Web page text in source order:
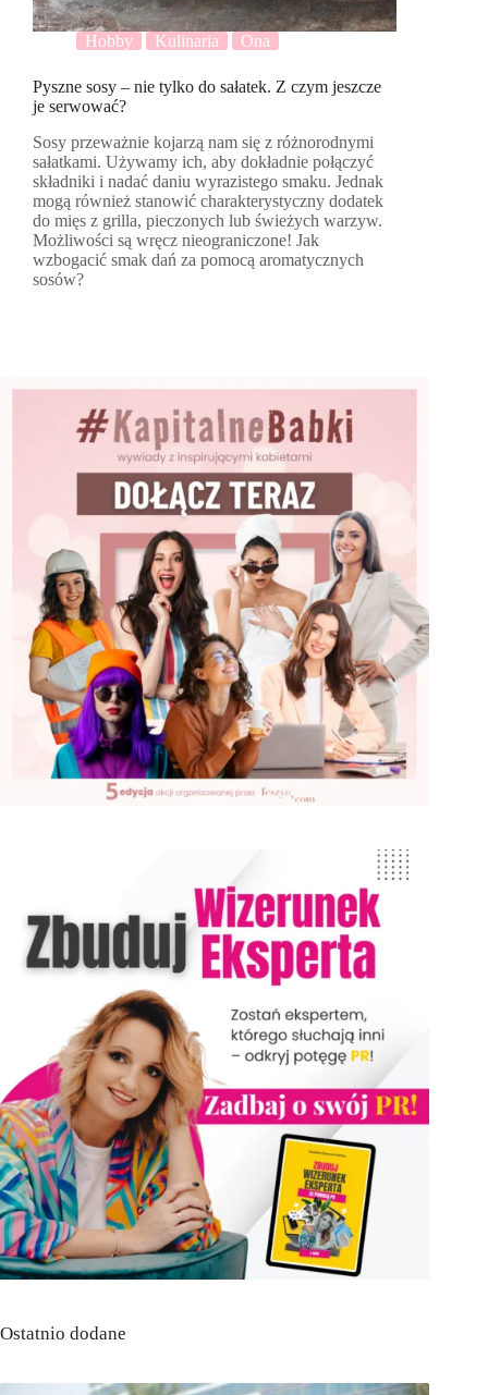
Hobby Kulinaria Ona
Pyszne sosy – nie tylko do sałatek. Z czym jeszcze
je serwować?
Sosy przeważnie kojarzą nam się z różnorodnymi
sałatkami. Używamy ich, aby dokładnie połączyć
składniki i nadać daniu wyrazistego smaku. Jednak
mogą również stanowić charakterystyczny dodatek
do mięs z grilla, pieczonych lub świeżych warzyw.
Możliwości są wręcz nieograniczone! Jak
wzbogacić smak dań za pomocą aromatycznych
sosów?
Ostatnio dodane